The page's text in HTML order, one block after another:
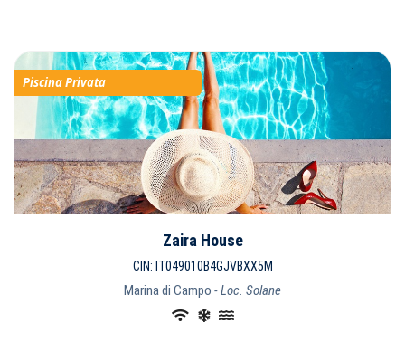
Piscina Privata
Zaira House
CIN: IT049010B4GJVBXX5M
Marina di Campo - Loc. Solane